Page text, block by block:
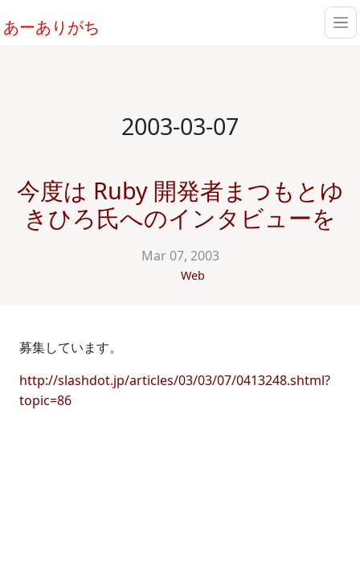
あーありがち
2003-03-07
今度は Ruby 開発者まつもとゆ
きひろ氏へのインタビューを
Mar 07, 2003
Web
募集しています。
http://slashdot.jp/articles/03/03/07/0413248.shtml?
topic=86